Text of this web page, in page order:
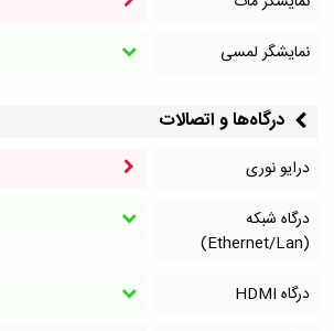
نمایشگر لمسی
درگاه‌ها و اتصالات
درایو نوری
درگاه شبکه
(Ethernet/Lan)
درگاه HDMI